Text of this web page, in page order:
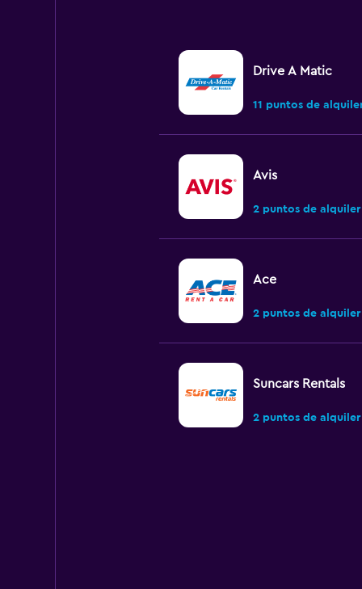
Drive A Matic
11 puntos de
Avis
2 puntos de alquiler
Ace
2 puntos de alquiler
Suncars Rentals
2 puntos de alquiler